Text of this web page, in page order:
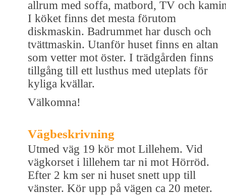
allrum med soffa, matbord, TV och
I köket finns det mesta förutom
diskmaskin. Badrummet har dusch och
tvättmaskin. Utanför huset finns en altan
som vetter mot öster. I trädgården finns
tillgång till ett lusthus med uteplats för
kyliga kvällar.
Välkomna!
Vägbeskrivning
Utmed väg 19 kör mot Lillehem. Vid
vägkorset i lillehem tar ni mot Hörröd.
Efter 2 km ser ni huset snett upp till
vänster. Kör upp på vägen ca 20 meter.